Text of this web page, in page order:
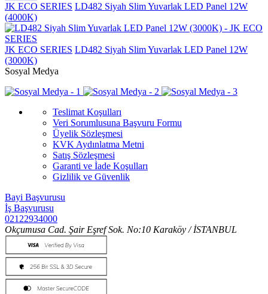
JK ECO SERIES LD482 Siyah Slim Yuvarlak LED Panel 12W
(4000K)
JK ECO SERIES LD482 Siyah Slim Yuvarlak LED Panel 12W
(3000K)
Sosyal Medya
Teslimat Koşulları
Veri Sorumlusuna Başvuru Formu
Üyelik Sözleşmesi
KVK Aydınlatma Metni
Satış Sözleşmesi
Garanti ve İade Koşulları
Gizlilik ve Güvenlik
Bayi Başvurusu
İş Başvurusu
02122934000
Okçumusa Cad. Şair Eşref Sok. No:10 Karaköy / İSTANBUL